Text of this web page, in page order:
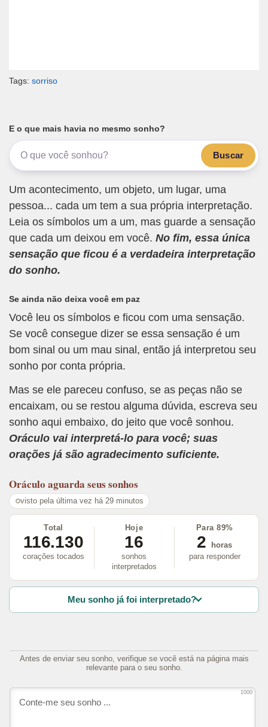
Tags: sorriso
E o que mais havia no mesmo sonho?
Buscar
Um acontecimento, um objeto, um lugar, uma
pessoa... cada um tem a sua própria interpretação.
Leia os símbolos um a um, mas guarde a sensação
que cada um deixou em você. No fim, essa única
sensação que ficou é a verdadeira interpretação
do sonho.
Se ainda não deixa você em paz
Você leu os símbolos e ficou com uma sensação.
Se você consegue dizer se essa sensação é um
bom sinal ou um mau sinal, então já interpretou seu
sonho por conta própria.
Mas se ele pareceu confuso, se as peças não se
encaixam, ou se restou alguma dúvida, escreva seu
sonho aqui embaixo, do jeito que você sonhou.
Oráculo vai interpretá-lo para você; suas
orações já são agradecimento suficiente.
Oráculo aguarda seus sonhos
visto pela última vez há 29 minutos
Total
116.130
corações tocados
Hoje
16
sonhos
interpretados
Para 89%
2
horas
para responder
Meu sonho já foi interpretado?
Antes de enviar seu sonho, verifique se você está na página mais
relevante para o seu sonho.
1000